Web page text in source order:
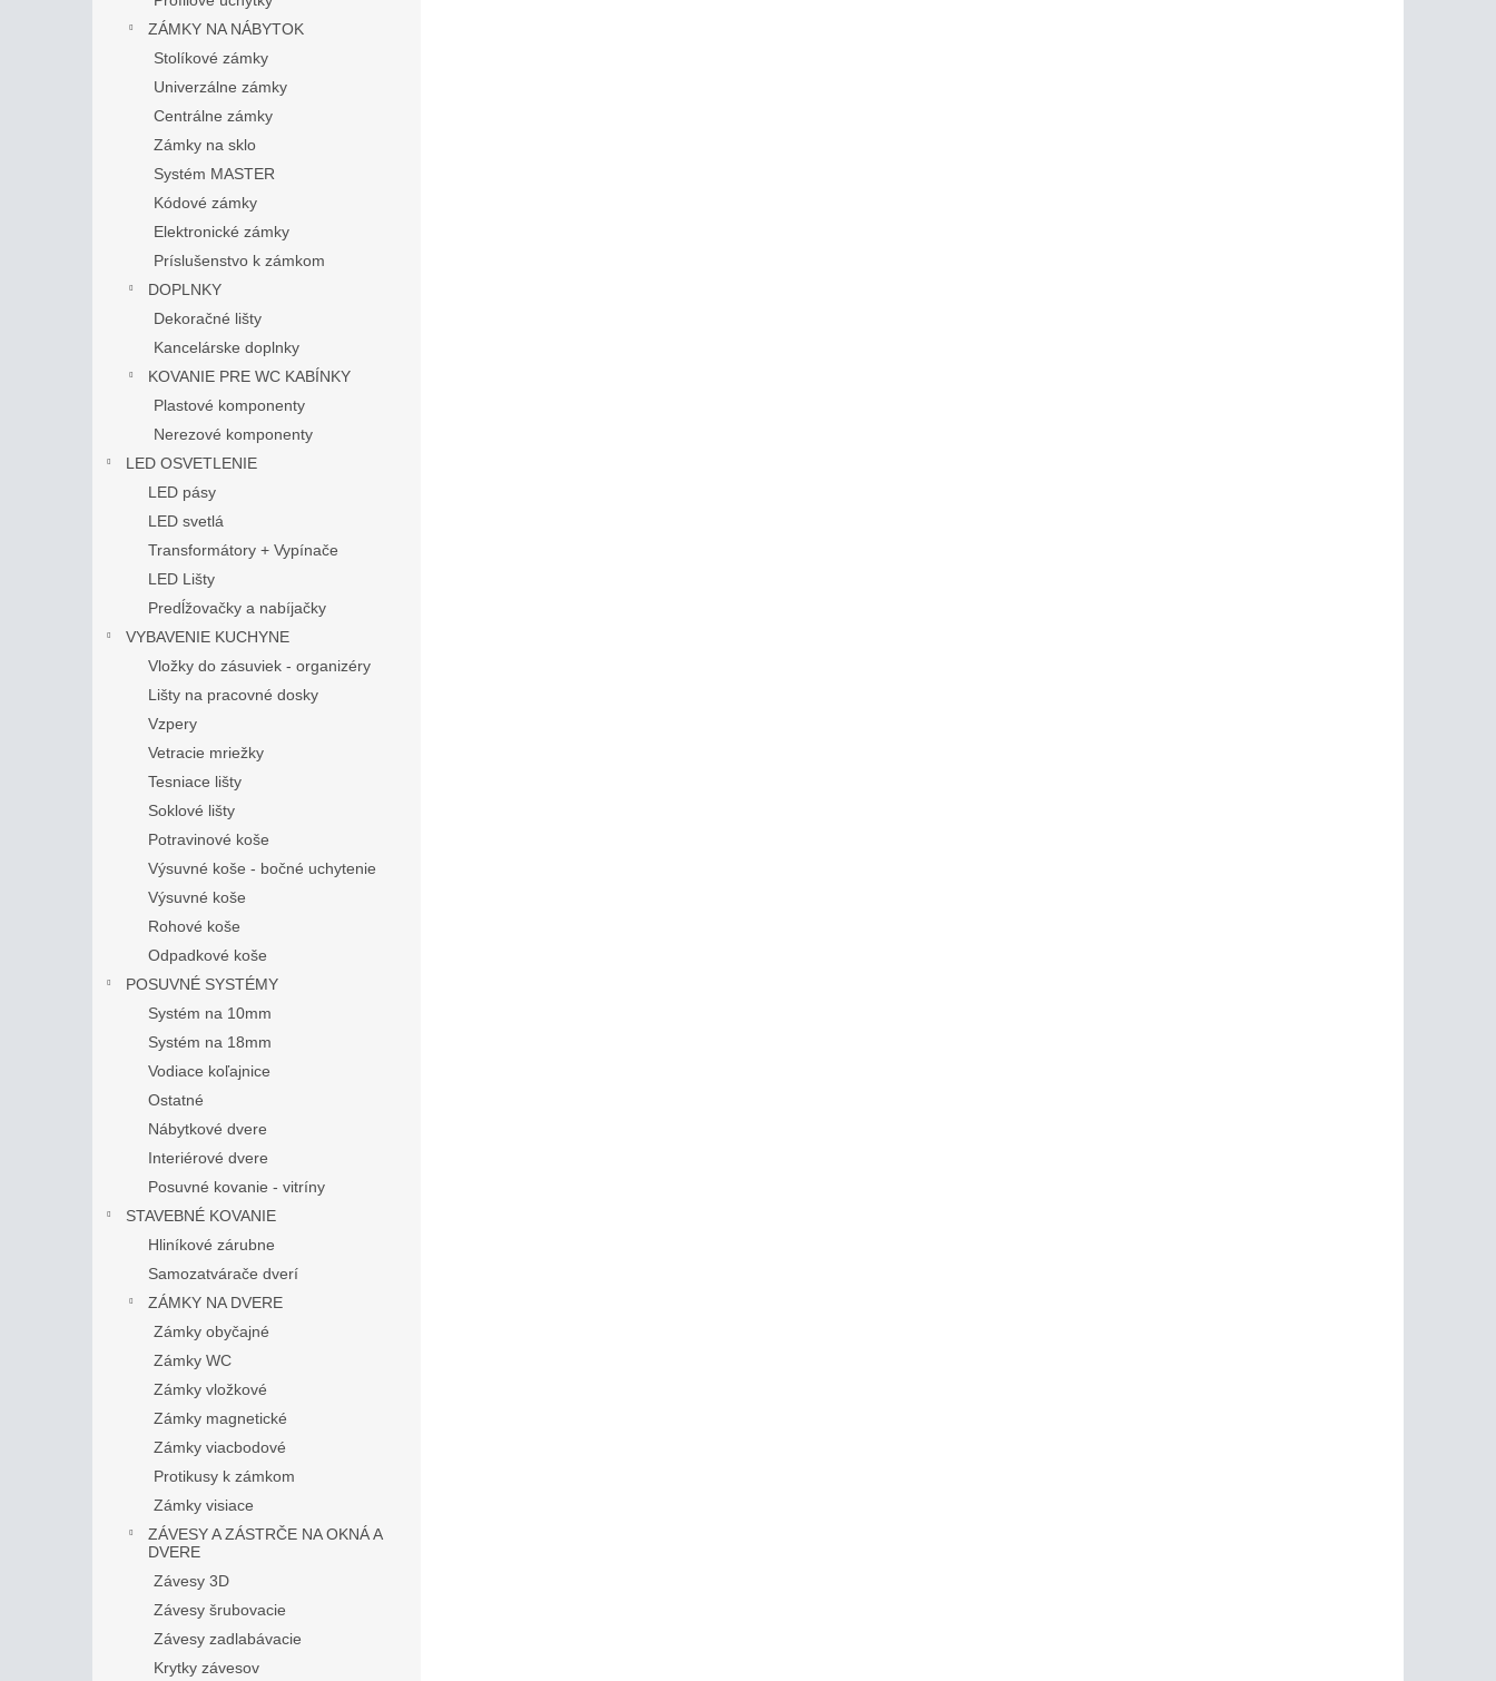
ZÁMKY NA NÁBYTOK
Stolíkové zámky
Univerzálne zámky
Centrálne zámky
Zámky na sklo
Systém MASTER
Kódové zámky
Elektronické zámky
Príslušenstvo k zámkom
DOPLNKY
Dekoračné lišty
Kancelárske doplnky
KOVANIE PRE WC KABÍNKY
Plastové komponenty
Nerezové komponenty
LED OSVETLENIE
LED pásy
LED svetlá
Transformátory + Vypínače
LED Lišty
Predĺžovačky a nabíjačky
VYBAVENIE KUCHYNE
Vložky do zásuviek - organizéry
Lišty na pracovné dosky
Vzpery
Vetracie mriežky
Tesniace lišty
Soklové lišty
Potravinové koše
Výsuvné koše - bočné uchytenie
Výsuvné koše
Rohové koše
Odpadkové koše
POSUVNÉ SYSTÉMY
Systém na 10mm
Systém na 18mm
Vodiace koľajnice
Ostatné
Nábytkové dvere
Interiérové dvere
Posuvné kovanie - vitríny
STAVEBNÉ KOVANIE
Hliníkové zárubne
Samozatvárače dverí
ZÁMKY NA DVERE
Zámky obyčajné
Zámky WC
Zámky vložkové
Zámky magnetické
Zámky viacbodové
Protikusy k zámkom
Zámky visiace
ZÁVESY A ZÁSTRČE NA OKNÁ A
DVERE
Závesy 3D
Závesy šrubovacie
Závesy zadlabávacie
Krytky závesov